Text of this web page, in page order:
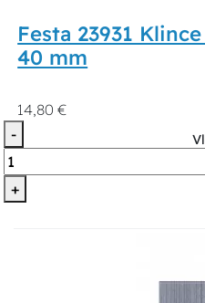
Festa 23931
40 mm
14,80 €
-
+